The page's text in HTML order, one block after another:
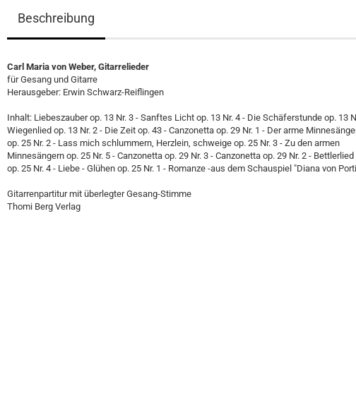
Beschreibung
Carl Maria von Weber, Gitarrelieder
für Gesang und Gitarre
Herausgeber: Erwin Schwarz-Reiflingen
Inhalt: Liebeszauber op. 13 Nr. 3 - Sanftes Licht op. 13 Nr. 4 - Die Schäferstunde op. 13
Wiegenlied op. 13 Nr. 2 - Die Zeit op. 43 - Canzonetta op. 29 Nr. 1 - Der arme
op. 25 Nr. 2 - Lass mich schlummern, Herzlein, schweige op. 25 Nr. 3 - Zu den armen
Minnesängern op. 25 Nr. 5 - Canzonetta op. 29 Nr. 3 - Canzonetta op. 29 Nr. 2 - Bettlerlied
op. 25 Nr. 4 - Liebe - Glühen op. 25 Nr. 1 - Romanze -aus dem Schauspiel "Diana von
Gitarrenpartitur mit überlegter Gesang-Stimme
Thomi Berg Verlag